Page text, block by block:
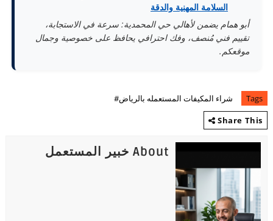
السلامة المهنية والدقة
أبو همام يضمن لأهالي حي المحمدية: سرعة في الاستجابة،
تقييم فني مُنصف، وفك احترافي يحافظ على خصوصية وجمال
موقعكم.
Tags
شراء المكيفات المستعمله بالرياض#
Share This
About خبير المستعمل